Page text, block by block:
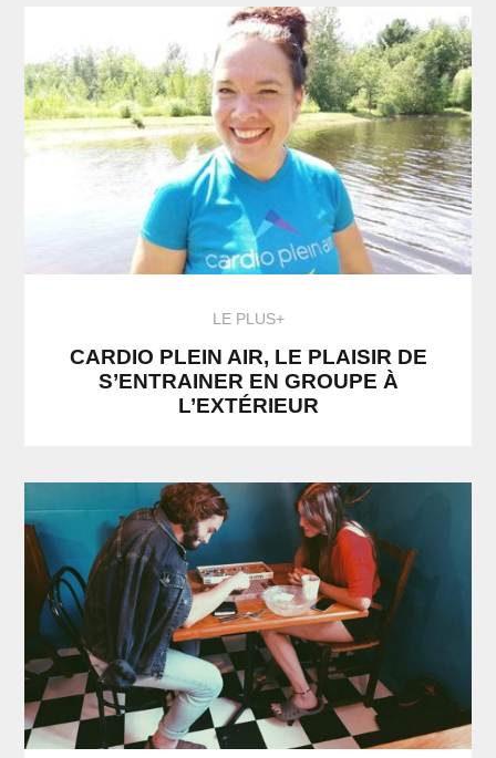
LE PLUS+
CARDIO PLEIN AIR, LE PLAISIR DE
S’ENTRAINER EN GROUPE À
L’EXTÉRIEUR